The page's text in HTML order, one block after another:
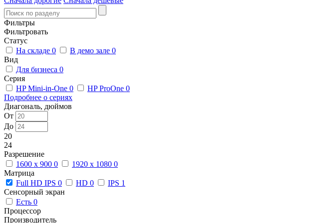
Фильтры
Фильтровать
Статус
На складе 0 В демо зале 0
Вид
Для бизнеса 0
Серия
HP Mini-in-One 0 HP ProOne 0
Подробнее о сериях
Диагональ, дюймов
От
До
20
24
Разрешение
1600 x 900 0 1920 x 1080 0
Матрица
Full HD IPS 0 HD 0 IPS 1
Сенсорный экран
Есть 0
Процессор
Производитель